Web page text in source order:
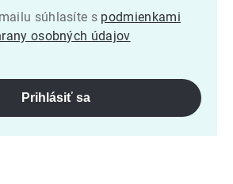
súhlasíte s podmienkami
osobných údajov
Prihlásiť sa